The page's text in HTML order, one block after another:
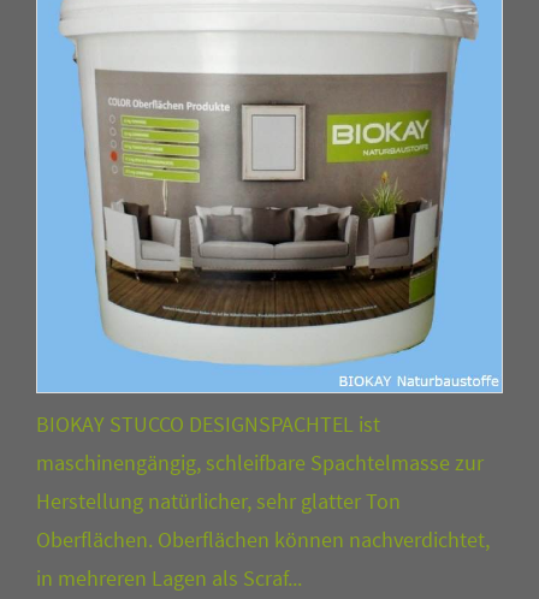
BIOKAY STUCCO DESIGNSPACHTEL ist
maschinengängig, schleifbare Spachtelmasse zur
Herstellung natürlicher, sehr glatter Ton
Oberflächen. Oberflächen können nachverdichtet,
in mehreren Lagen als Scraf...